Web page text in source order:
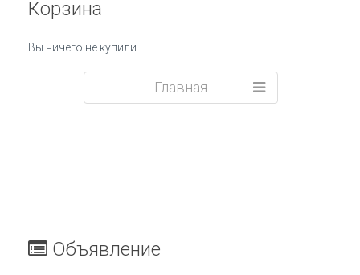
Корзина
Вы ничего не купили
Главная
Объявление